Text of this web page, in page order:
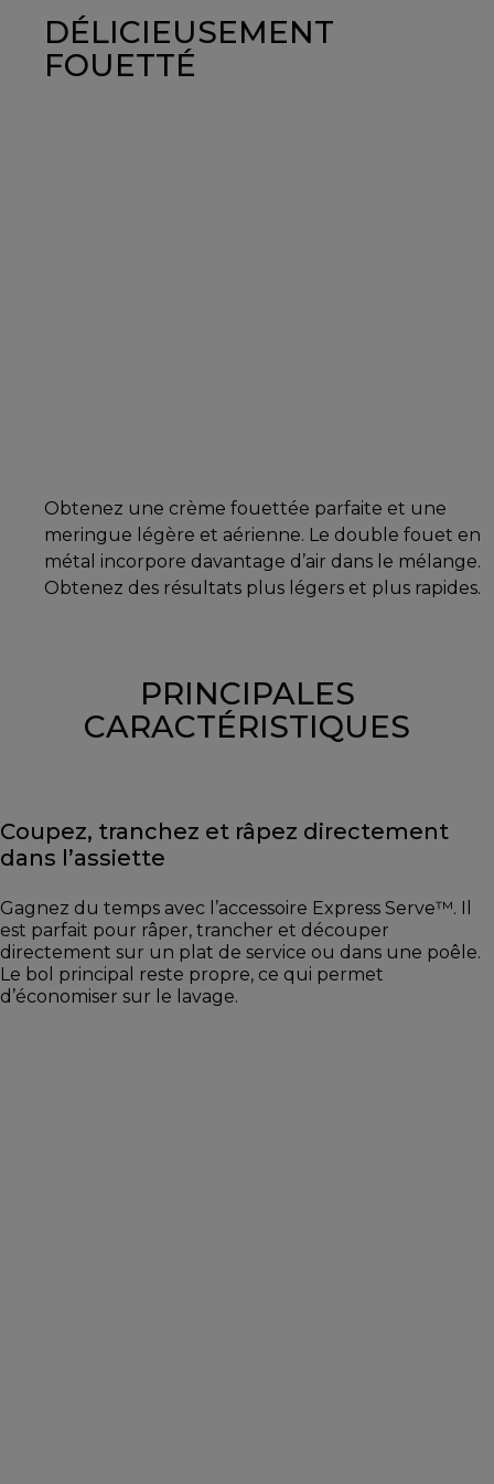
DÉLICIEUSEMENT
FOUETTÉ
Obtenez une crème fouettée parfaite et une
meringue légère et aérienne. Le double fouet en
métal incorpore davantage d’air dans le mélange.
Obtenez des résultats plus légers et plus rapides.
PRINCIPALES
CARACTÉRISTIQUES
Coupez, tranchez et râpez directement
dans l’assiette
Gagnez du temps avec l’accessoire Express Serve™. Il
est parfait pour râper, trancher et découper
directement sur un plat de service ou dans une poêle.
Le bol principal reste propre, ce qui permet
d’économiser sur le lavage.